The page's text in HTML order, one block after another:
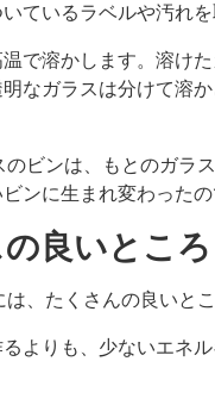
ているラベルや汚れを
で溶かします。溶け
なガラスは分けて溶
ビンは、もとのガラ
ンに生まれ変わった
良いとこ
、たくさんの良いとこ
よりも、少ないエネ